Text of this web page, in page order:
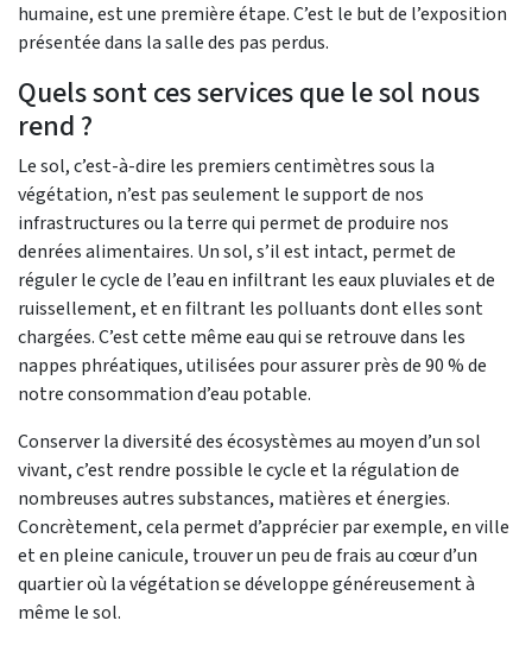
humaine, est une première étape. C’est le but de l’exposition
présentée dans la salle des pas perdus.
Quels sont ces services que le sol nous
rend ?
Le sol, c’est-à-dire les premiers centimètres sous la
végétation, n’est pas seulement le support de nos
infrastructures ou la terre qui permet de produire nos
denrées alimentaires. Un sol, s’il est intact, permet de
réguler le cycle de l’eau en infiltrant les eaux pluviales et de
ruissellement, et en filtrant les polluants dont elles sont
chargées. C’est cette même eau qui se retrouve dans les
nappes phréatiques, utilisées pour assurer près de 90 % de
notre consommation d’eau potable.
Conserver la diversité des écosystèmes au moyen d’un sol
vivant, c’est rendre possible le cycle et la régulation de
nombreuses autres substances, matières et énergies.
Concrètement, cela permet d’apprécier par exemple, en ville
et en pleine canicule, trouver un peu de frais au cœur d’un
quartier où la végétation se développe généreusement à
même le sol.